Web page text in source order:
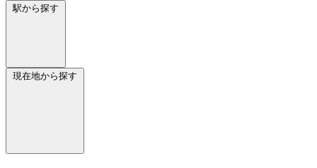
駅から探す
現在地から探す